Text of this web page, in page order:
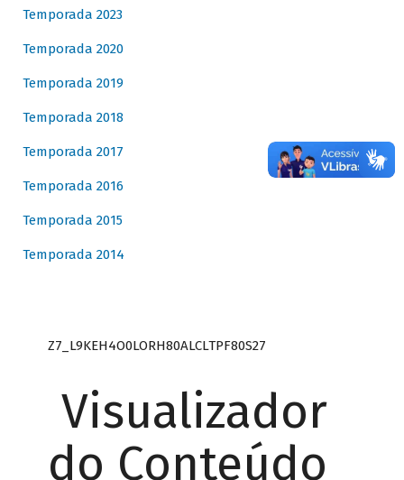
Temporada 2023
Temporada 2020
Temporada 2019
Temporada 2018
Temporada 2017
Temporada 2016
Temporada 2015
Temporada 2014
Z7_L9KEH4O0LORH80ALCLTPF80S27
Visualizador
do Conteúdo